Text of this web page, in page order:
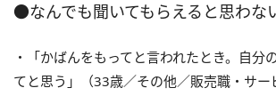
●なんでも聞いてもらえると思わな
・「かばんをもってと言われたとき。自分
てと思う」（33歳／その他／販売職・サー